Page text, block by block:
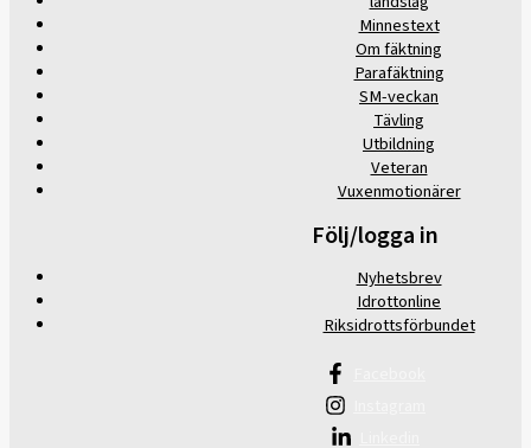
Minnestext
Om fäktning
Parafäktning
SM-veckan
Tävling
Utbildning
Veteran
Vuxenmotionärer
Följ/logga in
Nyhetsbrev
Idrottonline
Riksidrottsförbundet